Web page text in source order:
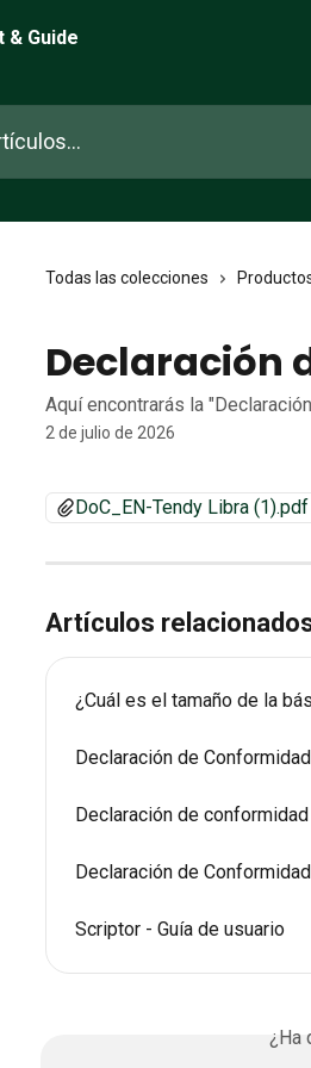
Todas las colecciones
Declaración
Aquí encontrarás la
2 de julio de 2026
DoC_EN-Tendy Libra (1).pdf
Artículos
¿Cuál es el tamaño de la
Declaración de
Declaración de
Declaración de
Scriptor - Guía de usuario
¿Ha